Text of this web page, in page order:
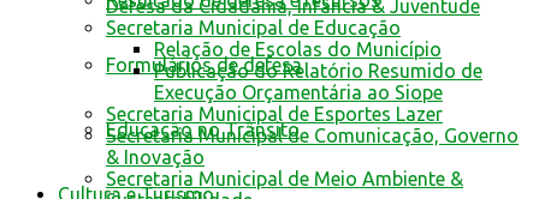
Formulários de defesa
Educação no Trânsito
Cultura e Turismo
Defesa da Cidadania, Infância & Juventude
Secretaria Municipal de Educação
Relação de Escolas do Município
Publicação do Relatório Resumido de
Execução Orçamentária ao Siope
Secretaria Municipal de Esportes Lazer
Secretaria Municipal de Comunicação, Governo
& Inovação
Secretaria Municipal de Meio Ambiente &